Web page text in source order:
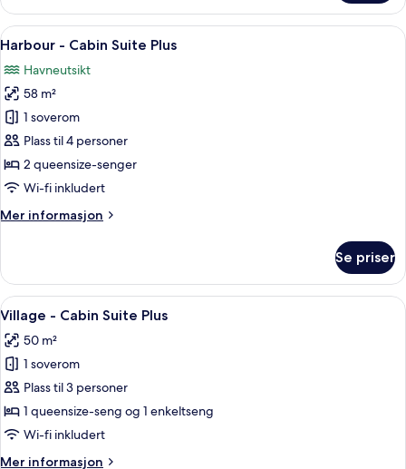
Cabin,
Harbor
View
Åpne
alle
bildene
av
Harbour
-
Cabin
Suite
Harbour - Cabin Suite Plus |
9
Harbour - Cabin Suite Plus
Havneutsikt
58 m²
1 soverom
Plass til 4 personer
2 queensize-senger
Wi-fi inkludert
Mer informasjon
Mer
-
Cabin
Suite
Se priser
Åpne
alle
bildene
av
Village
-
Cabin
Village - Cabin Suite Plus |
10
Village - Cabin Suite Plus
50 m²
1 soverom
Plass til 3 personer
1 queensize-seng og 1 enkeltseng
Wi-fi inkludert
Mer informasjon
Mer